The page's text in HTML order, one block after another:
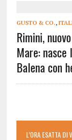
GUSTO & CO.,
Rimini,
Mare: nasce
Balena con
L’ORA ESATTA